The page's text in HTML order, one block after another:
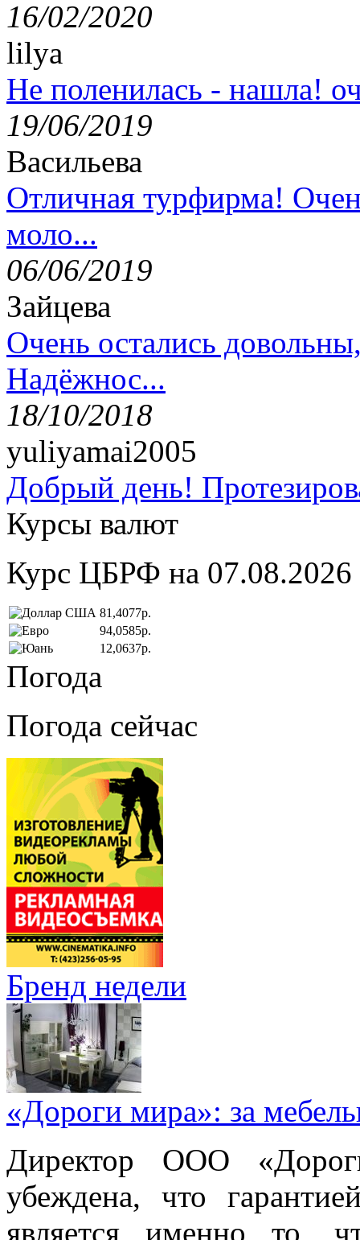
16/02/2020
lilya
Не поленилась - нашла!
19/06/2019
Васильева
Отличная турфирма!
моло...
06/06/2019
Зайцева
Очень остались
Надёжнос...
18/10/2018
yuliyamai2005
Добрый день!
Курсы валют
Курс ЦБРФ на 07.08.2026
81,4077р.
94,0585р.
12,0637р.
Погода
Погода сейчас
Бренд недели
«Дороги мира»: за
Директор ООО
убеждена, что
является именно то,